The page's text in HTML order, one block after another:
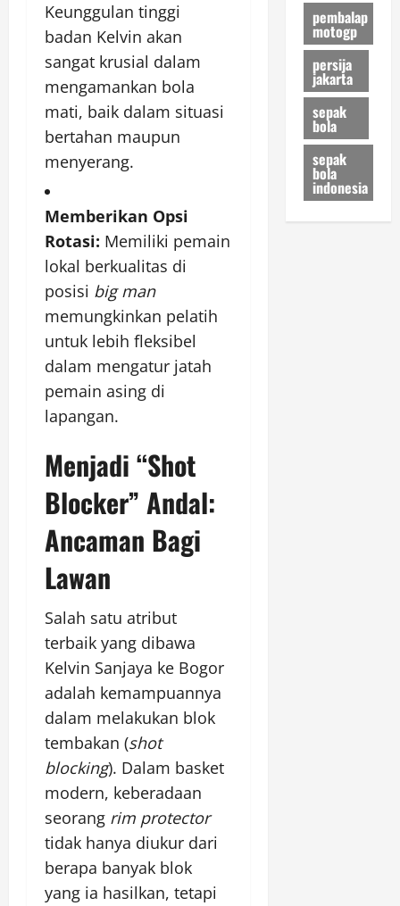
Keunggulan tinggi
badan Kelvin akan
sangat krusial dalam
mengamankan bola
mati, baik dalam situasi
bertahan maupun
menyerang.
Memberikan Opsi
Rotasi: Memiliki pemain
lokal berkualitas di
posisi big man
memungkinkan pelatih
untuk lebih fleksibel
dalam mengatur jatah
pemain asing di
lapangan.
Menjadi “Shot
Blocker” Andal:
Ancaman Bagi
Lawan
Salah satu atribut
terbaik yang dibawa
Kelvin Sanjaya ke Bogor
adalah kemampuannya
dalam melakukan blok
tembakan (shot
blocking). Dalam basket
modern, keberadaan
seorang rim protector
tidak hanya diukur dari
berapa banyak blok
yang ia hasilkan, tetapi
pembalap
motogp
persija
jakarta
sepak
bola
sepak
bola
indonesia